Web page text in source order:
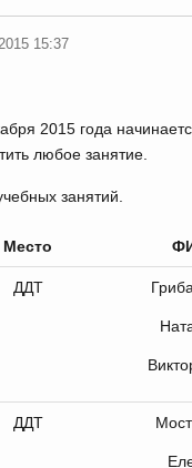
15:37
2015 года
любое занятие.
занятий.
Место
ДДТ
ДДТ